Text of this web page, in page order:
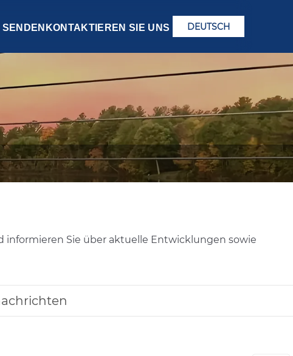
KONTAKTIEREN SIE UNS DEUTSCH
informieren Sie über aktuelle Entwicklungen sowie